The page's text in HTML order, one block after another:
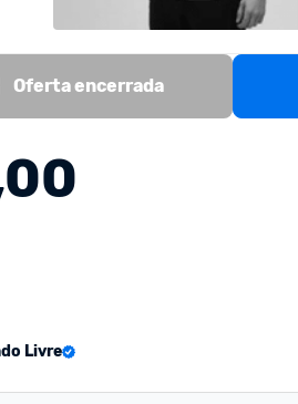
Oferta encerrada
Livre